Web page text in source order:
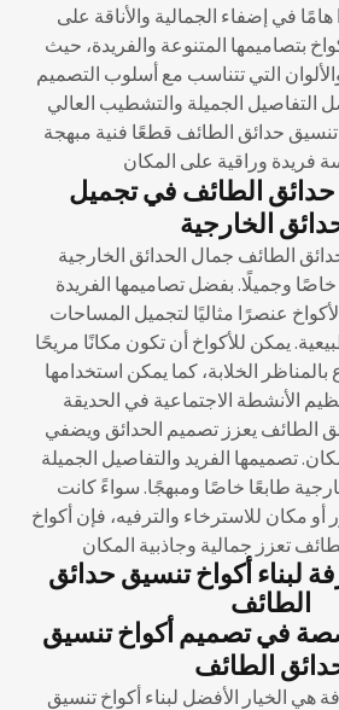
في إضفاء الجمالية والأناقة على
بتصاميمها المتنوعة والفريدة، حيث
التي تتناسب مع أسلوب التصميم
التفاصيل الجميلة والتشطيب العالي
تنسيق حدائق الطائف قطعًا فنية مبهجة
حدائق الطائف في تجميل
الخارجية
الطائف جمال الحدائق الخارجية
وجميلًا. بفضل تصاميمها الفريدة
عنصرًا مثاليًا لتجميل المساحات
يمكن للأكواخ أن تكون مكانًا مريحًا
بالمناظر الخلابة، كما يمكن استخدامها
الطائف يعزز تصميم الحدائق ويضفي
تصميمها الفريد والتفاصيل الجميلة
طابعًا خاصًا ومبهجًا. سواءً كانت
مكان للاسترخاء والترفيه، فإن أكواخ
لبناء أكواخ تنسيق حدائق
الطائف
في تصميم أكواخ تنسيق
الطائف
هي الخيار الأفضل لبناء أكواخ تنسيق